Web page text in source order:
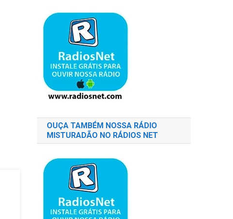
OUÇA TAMBÉM NOSSA RÁDIO
MISTURADÃO NO RÁDIOS NET